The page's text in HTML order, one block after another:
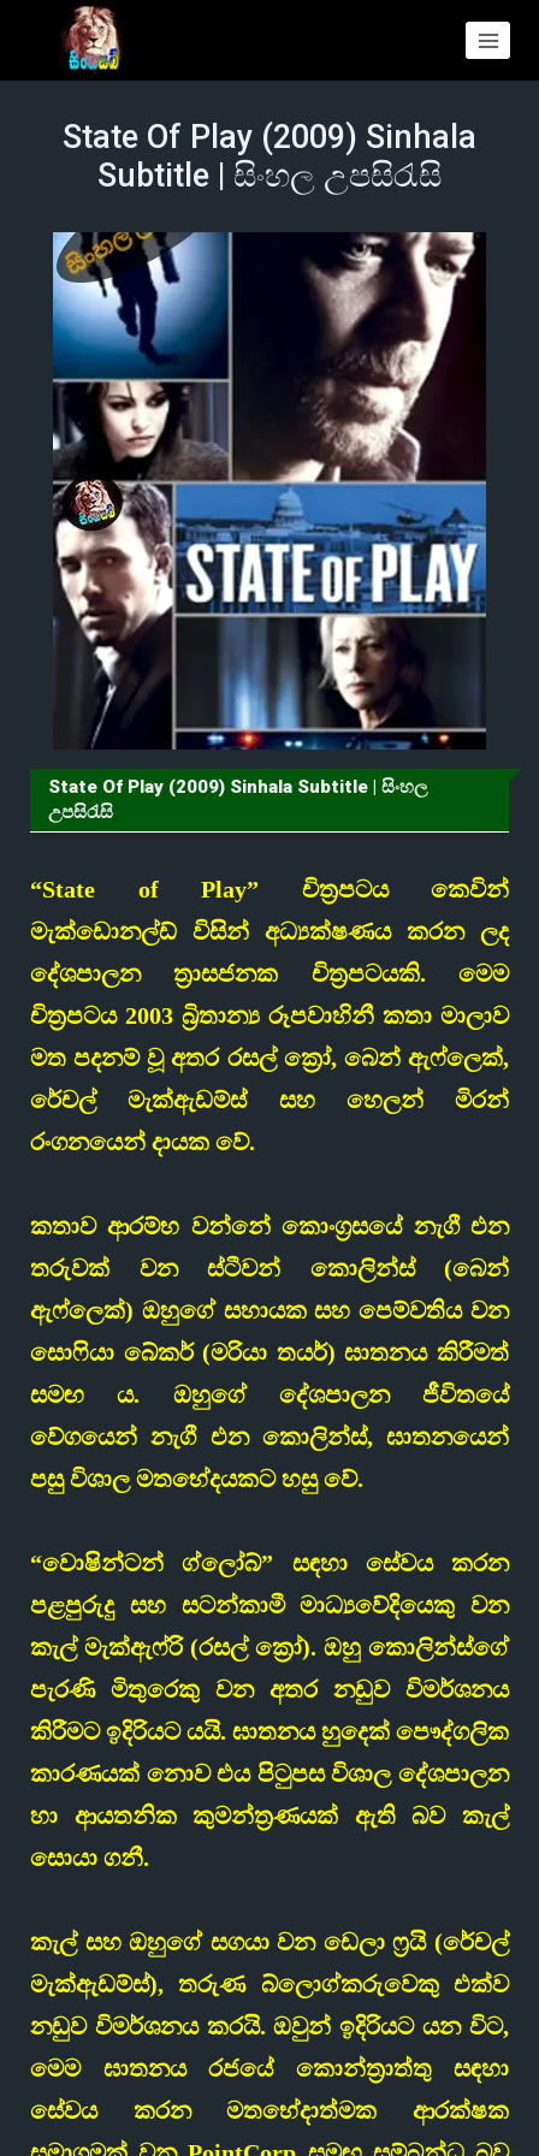
State Of Play (2009) Sinhala
Subtitle | සිංහල උපසිරැසි
State Of Play (2009) Sinhala Subtitle | සිංහල
උපසිරැසි
“State of Play” චිත්‍රපටය කෙවින්
මැක්ඩොනල්ඩ් විසින් අධ්‍යක්ෂණය කරන ලද
දේශපාලන ත්‍රාසජනක චිත්‍රපටයකි. මෙම
චිත්‍රපටය 2003 බ්‍රිතාන්‍ය රූපවාහිනී කතා මාලාව
මත පදනම් වූ අතර රසල් ක්‍රෝ, බෙන් ඇෆ්ලෙක්,
රේචල් මැක්ඇඩම්ස් සහ හෙලන් මිරන්
රංගනයෙන් දායක වේ.
කතාව ආරම්භ වන්නේ කොංග්‍රසයේ නැගී එන
තරුවක් වන ස්ටීවන් කොලින්ස් (බෙන්
ඇෆ්ලෙක්) ඔහුගේ සහායක සහ පෙම්වතිය වන
සොෆියා බේකර් (මරියා තයර්) ඝාතනය කිරීමත්
සමඟ ය. ඔහුගේ දේශපාලන ජීවිතයේ
වේගයෙන් නැගී එන කොලින්ස්, ඝාතනයෙන්
පසු විශාල මතභේදයකට හසු වේ.
“වොෂින්ටන් ග්ලෝබ්” සඳහා සේවය කරන
පළපුරුදු සහ සටන්කාමී මාධ්‍යවේදියෙකු වන
කැල් මැක්ඇෆ්රි (රසල් ක්‍රෝ). ඔහු කොලින්ස්ගේ
පැරණි මිතුරෙකු වන අතර නඩුව විමර්ශනය
කිරීමට ඉදිරියට යයි. ඝාතනය හුදෙක් පෞද්ගලික
කාරණයක් නොව එය පිටුපස විශාල දේශපාලන
හා ආයතනික කුමන්ත්‍රණයක් ඇති බව කැල්
සොයා ගනී.
කැල් සහ ඔහුගේ සගයා වන ඩෙලා ෆ්‍රයි (රේචල්
මැක්ඇඩම්ස්), තරුණ බ්ලොග්කරුවෙකු එක්ව
නඩුව විමර්ශනය කරයි. ඔවුන් ඉදිරියට යන විට,
මෙම ඝාතනය රජයේ කොන්ත්‍රාත්තු සඳහා
සේවය කරන මතභේදාත්මක ආරක්ෂක